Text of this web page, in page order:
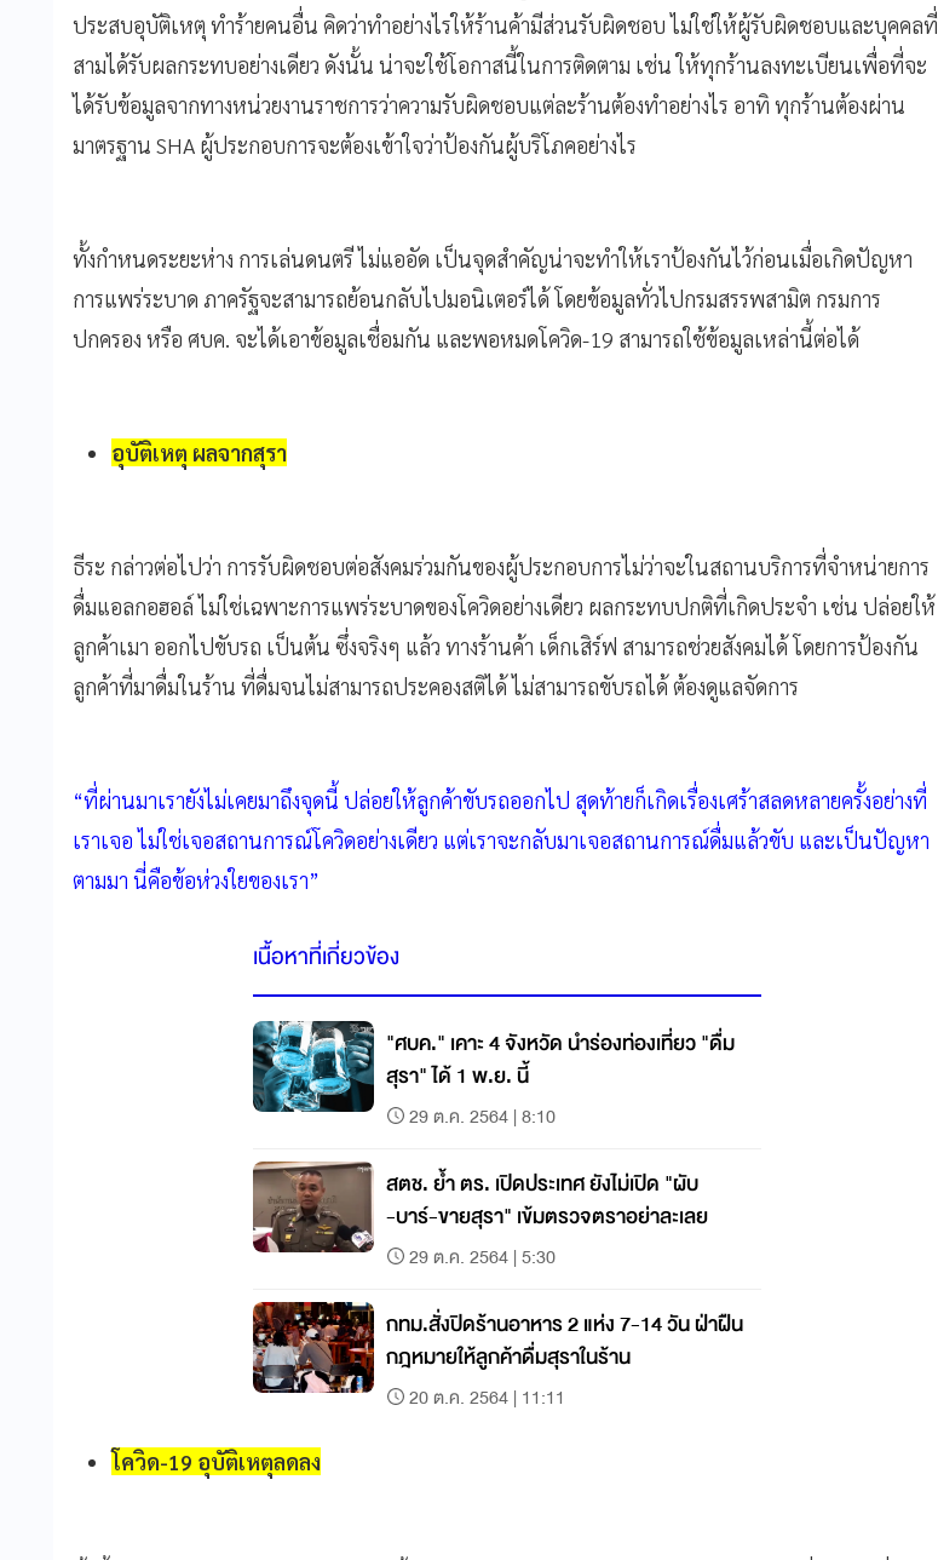
ประสบอุบัติเหตุ ทำร้ายคนอื่น คิดว่าทำอย่างไรให้ร้านค้ามีส่วนรับผิดชอบ ไม่ใช่ให้ผู้รับผิดชอบและบุคคลที่
สามได้รับผลกระทบอย่างเดียว ดังนั้น น่าจะใช้โอกาสนี้ในการติดตาม เช่น ให้ทุกร้านลงทะเบียนเพื่อที่จะ
ได้รับข้อมูลจากทางหน่วยงานราชการว่าความรับผิดชอบแต่ละร้านต้องทำอย่างไร อาทิ ทุกร้านต้องผ่าน
มาตรฐาน SHA ผู้ประกอบการจะต้องเข้าใจว่าป้องกันผู้บริโภคอย่างไร
ทั้งกำหนดระยะห่าง การเล่นดนตรี ไม่แออัด เป็นจุดสำคัญน่าจะทำให้เราป้องกันไว้ก่อนเมื่อเกิดปัญหา
การแพร่ระบาด ภาครัฐจะสามารถย้อนกลับไปมอนิเตอร์ได้ โดยข้อมูลทั่วไปกรมสรรพสามิต กรมการ
ปกครอง หรือ ศบค. จะได้เอาข้อมูลเชื่อมกัน และพอหมดโควิด-19 สามารถใช้ข้อมูลเหล่านี้ต่อได้
อุบัติเหตุ ผลจากสุรา
ธีระ กล่าวต่อไปว่า การรับผิดชอบต่อสังคมร่วมกันของผู้ประกอบการไม่ว่าจะในสถานบริการที่จำหน่ายการ
ดื่มแอลกอฮอล์ ไม่ใช่เฉพาะการแพร่ระบาดของโควิดอย่างเดียว ผลกระทบปกติที่เกิดประจำ เช่น ปล่อยให้
ลูกค้าเมา ออกไปขับรถ เป็นต้น ซึ่งจริงๆ แล้ว ทางร้านค้า เด็กเสิร์ฟ สามารถช่วยสังคมได้ โดยการป้องกัน
ลูกค้าที่มาดื่มในร้าน ที่ดื่มจนไม่สามารถประคองสติได้ ไม่สามารถขับรถได้ ต้องดูแลจัดการ
“ที่ผ่านมาเรายังไม่เคยมาถึงจุดนี้ ปล่อยให้ลูกค้าขับรถออกไป สุดท้ายก็เกิดเรื่องเศร้าสลดหลายครั้งอย่างที่
เราเจอ ไม่ใช่เจอสถานการณ์โควิดอย่างเดียว แต่เราจะกลับมาเจอสถานการณ์ดื่มแล้วขับ และเป็นปัญหา
ตามมา นี่คือข้อห่วงใยของเรา”
เนื้อหาที่เกี่ยวข้อง
"ศบค." เคาะ 4 จังหวัด นำร่องท่องเที่ยว "ดื่ม
สุรา" ได้ 1 พ.ย. นี้
29 ต.ค. 2564 | 8:10
สตช. ย้ำ ตร. เปิดประเทศ ยังไม่เปิด "ผับ
-บาร์-ขายสุรา" เข้มตรวจตราอย่าละเลย
29 ต.ค. 2564 | 5:30
กทม.สั่งปิดร้านอาหาร 2 แห่ง 7-14 วัน ฝ่าฝืน
กฎหมายให้ลูกค้าดื่มสุราในร้าน
20 ต.ค. 2564 | 11:11
โควิด-19 อุบัติเหตุลดลง